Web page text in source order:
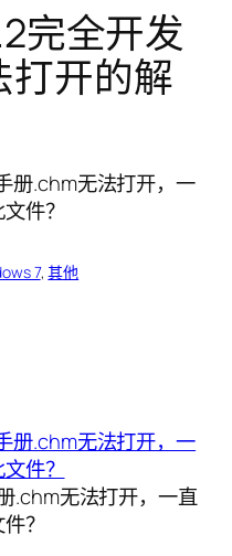
完全开发
打开的解
7, 其他
.chm无法打开，一直
？